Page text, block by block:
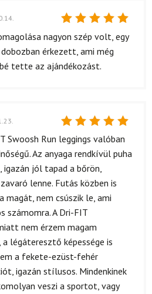
Értékelés:
/ 5
nagyon szép volt, egy
érkezett, ami még
tette az ajándékozást.
Értékelés:
5/ 5
Swoosh Run leggings valóban
Az anyaga rendkívül puha
igazán jól tapad a bőrön,
lenne. Futás közben is
magát, nem csúszik le, ami
számomra. A Dri-FIT
nem érzem magam
légáteresztő képessége is
a fekete-ezüst-fehér
igazán stílusos. Mindenkinek
veszi a sportot, vagy